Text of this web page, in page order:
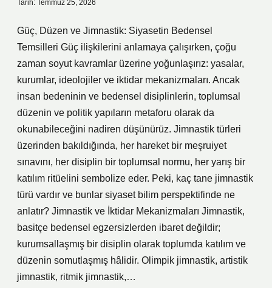
Tarih: Temmuz 25, 2026
Güç, Düzen ve Jimnastik: Siyasetin Bedensel
Temsilleri Güç ilişkilerini anlamaya çalışırken, çoğu
zaman soyut kavramlar üzerine yoğunlaşırız: yasalar,
kurumlar, ideolojiler ve iktidar mekanizmaları. Ancak
insan bedeninin ve bedensel disiplinlerin, toplumsal
düzenin ve politik yapıların metaforu olarak da
okunabileceğini nadiren düşünürüz. Jimnastik türleri
üzerinden bakıldığında, her hareket bir meşruiyet
sınavını, her disiplin bir toplumsal normu, her yarış bir
katılım ritüelini sembolize eder. Peki, kaç tane jimnastik
türü vardır ve bunlar siyaset bilim perspektifinde ne
anlatır? Jimnastik ve İktidar Mekanizmaları Jimnastik,
basitçe bedensel egzersizlerden ibaret değildir;
kurumsallaşmış bir disiplin olarak toplumda katılım ve
düzenin somutlaşmış hâlidir. Olimpik jimnastik, artistik
jimnastik, ritmik jimnastik,…